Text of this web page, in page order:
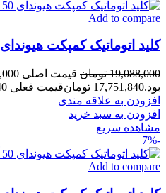
Add to compare
کلید اتوماتیک کمپکت هیوندای 200 آمپر غیر قابل تنظیم
19,088,000 تومان
بود.17,751,840 تومانقیمت فعلی 17,751,840 تومان است.
افزودن به علاقه مندی
افزودن به سبد خرید
مشاهده سریع
-7%
Add to compare